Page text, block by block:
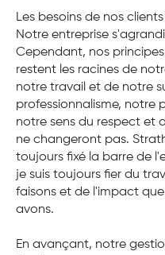
Les besoins de nos
Notre entreprise
Cependant, nos
restent les racines de
notre travail et de notre
professionnalisme, notre
notre sens du respect et
ne changeront pas.
toujours fixé la barre de
je suis toujours fier du
faisons et de l'impact
avons.
En avançant, notre